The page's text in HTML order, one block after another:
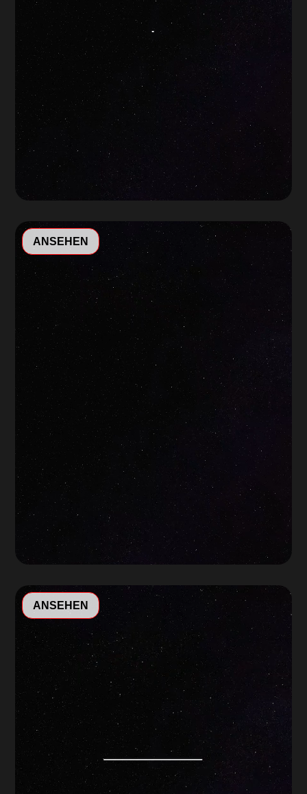
Video-
PlayerANSEHEN
Video-
PlayerANSEHEN